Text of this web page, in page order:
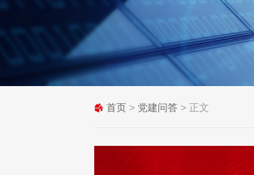
首页 > 党建问答 > 正文